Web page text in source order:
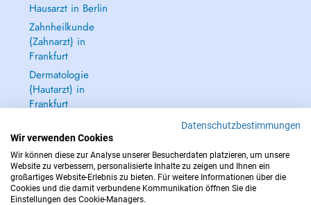
Hausarzt in Berlin
Zahnheilkunde
(Zahnarzt) in
Frankfurt
Dermatologie
(Hautarzt) in
Frankfurt
IM NOTFALL WENDEN SIE SICH AN : 112
Datenschutzbestimmungen
Wir verwenden Cookies
Wir können diese zur Analyse unserer Besucherdaten platzieren, um unsere
Website zu verbessern, personalisierte Inhalte zu zeigen und Ihnen ein
großartiges Website-Erlebnis zu bieten. Für weitere Informationen über die
Cookies und die damit verbundene Kommunikation öffnen Sie die
Einstellungen des Cookie-Managers.